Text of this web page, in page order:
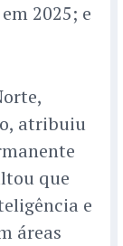
2025; e
atribuiu
que
e
áreas